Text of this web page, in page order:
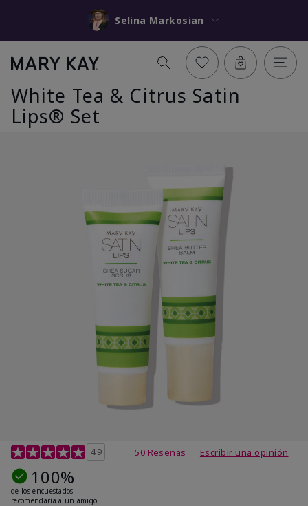
Selina Markosian
White Tea & Citrus Satin
Lips® Set
Calificación de clientes de 4,7 de 5
4.9 50 Reseñas Escribir una opinión
100%
de los encuestados
recomendaría a un amigo.